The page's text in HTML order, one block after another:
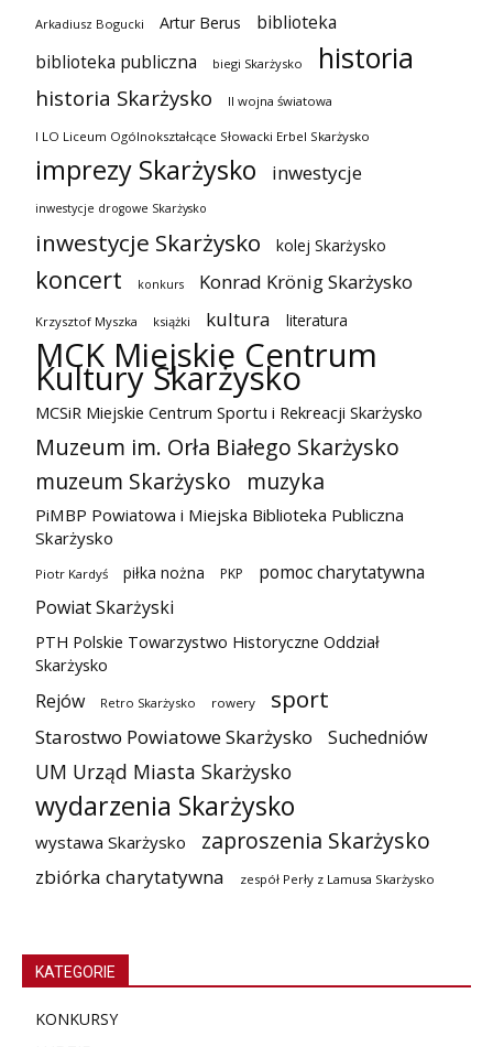
Arkadiusz Bogucki Artur Berus
biblioteka
biblioteka publiczna
biegi Skarżysko historia
historia Skarżysko II wojna światowa
I LO Liceum Ogólnokształcące Słowacki Erbel Skarżysko
imprezy Skarżysko inwestycje
inwestycje drogowe Skarżysko
inwestycje Skarżysko kolej Skarżysko
koncert konkurs Konrad Krönig Skarżysko
Krzysztof Myszka książki kultura literatura
MCK Miejskie Centrum
Kultury Skarżysko
MCSiR Miejskie Centrum Sportu i Rekreacji Skarżysko
Muzeum im. Orła Białego Skarżysko
muzeum Skarżysko
muzyka
PiMBP Powiatowa i Miejska Biblioteka Publiczna
Skarżysko
Piotr Kardyś piłka nożna PKP
pomoc charytatywna
Powiat Skarżyski
PTH Polskie Towarzystwo Historyczne Oddział
Skarżysko
Rejów Retro Skarżysko rowery sport
Starostwo Powiatowe Skarżysko Suchedniów
UM Urząd Miasta Skarżysko
wydarzenia Skarżysko
wystawa Skarżysko zaproszenia Skarżysko
zbiórka charytatywna zespół Perły z Lamusa Skarżysko
KATEGORIE
KONKURSY